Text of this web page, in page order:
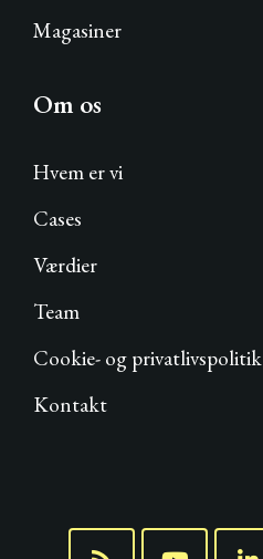
Magasiner
Om os
Hvem er vi
Cases
Værdier
Team
Cookie- og privatlivspolitik
Kontakt